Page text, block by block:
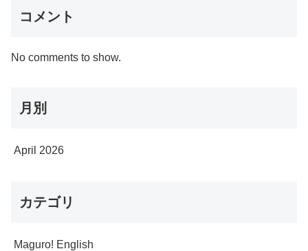
コメント
No comments to show.
月別
April 2026
カテゴリ
Maguro! English